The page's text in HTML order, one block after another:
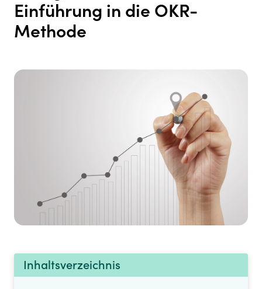
Einführung in die OKR-
Methode
Inhaltsverzeichnis